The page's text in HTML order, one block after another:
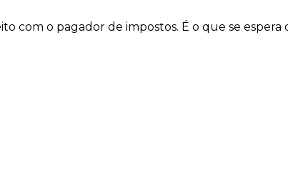
com o pagador de impostos. É o que se